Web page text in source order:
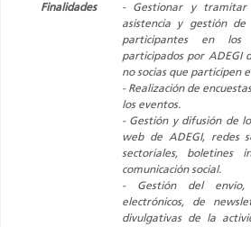
Finalidades
- Gestionar y tramitar
asistencia y gestión de
participantes en los
participados por ADEGI
no socias que participen
- Realización de
los eventos.
- Gestión y difusión de
web de ADEGI, redes
sectoriales, boletines
comunicación social.
- Gestión del
electrónicos, de
divulgativas de la